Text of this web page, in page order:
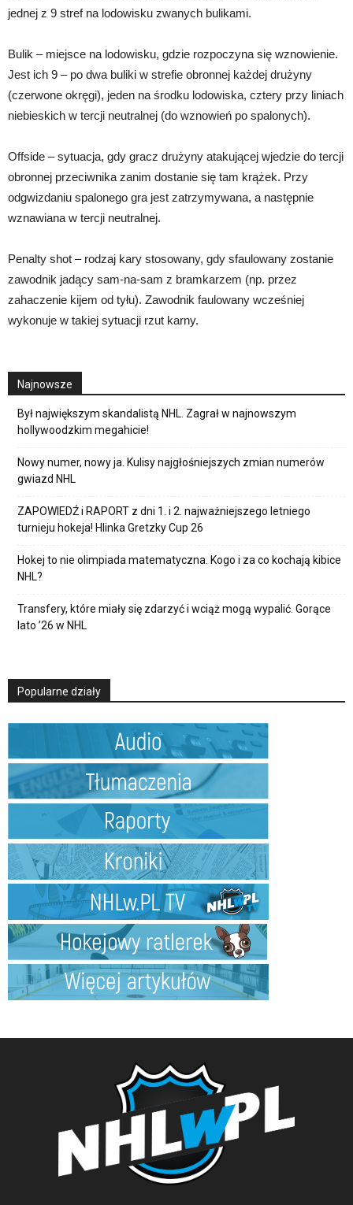
jednej z 9 stref na lodowisku zwanych bulikami.
Bulik – miejsce na lodowisku, gdzie rozpoczyna się wznowienie.
Jest ich 9 – po dwa buliki w strefie obronnej każdej drużyny
(czerwone okręgi), jeden na środku lodowiska, cztery przy liniach
niebieskich w tercji neutralnej (do wznowień po spalonych).
Offside – sytuacja, gdy gracz drużyny atakującej wjedzie do tercji
obronnej przeciwnika zanim dostanie się tam krążek. Przy
odgwizdaniu spalonego gra jest zatrzymywana, a następnie
wznawiana w tercji neutralnej.
Penalty shot – rodzaj kary stosowany, gdy sfaulowany zostanie
zawodnik jadący sam-na-sam z bramkarzem (np. przez
zahaczenie kijem od tyłu). Zawodnik faulowany wcześniej
wykonuje w takiej sytuacji rzut karny.
Najnowsze
Był największym skandalistą NHL. Zagrał w najnowszym
hollywoodzkim megahicie!
Nowy numer, nowy ja. Kulisy najgłośniejszych zmian numerów
gwiazd NHL
ZAPOWIEDŹ i RAPORT z dni 1. i 2. najważniejszego letniego
turnieju hokeja! Hlinka Gretzky Cup 26
Hokej to nie olimpiada matematyczna. Kogo i za co kochają kibice
NHL?
Transfery, które miały się zdarzyć i wciąż mogą wypalić. Gorące
lato ’26 w NHL
Popularne działy